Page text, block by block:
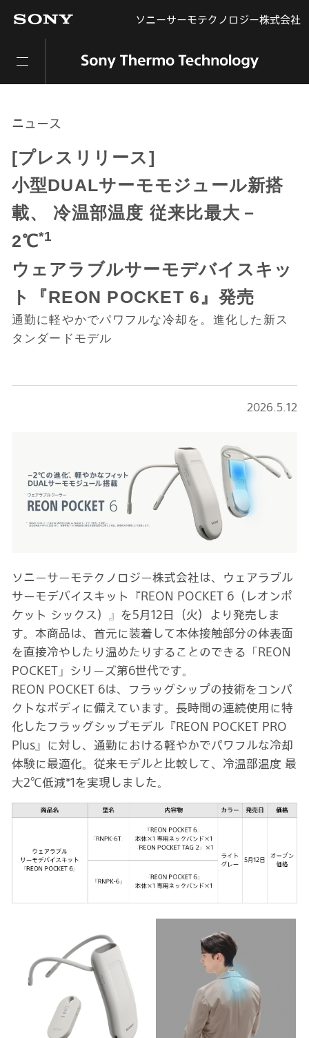
ソニーサーモテクノロジー株式会社
ニュース
[プレスリリース]
小型DUALサーモモジュール新搭
載、 冷温部温度 従来比最大－
2℃*1
ウェアラブルサーモデバイスキッ
ト『REON POCKET 6』発売
通勤に軽やかでパワフルな冷却を。進化した新ス
タンダードモデル
2026.5.12
ソニーサーモテクノロジー株式会社は、ウェアラブル
サーモデバイスキット『REON POCKET 6（レオンポ
ケット シックス）』を5月12日（火）より発売しま
す。本商品は、首元に装着して本体接触部分の体表面
を直接冷やしたり温めたりすることのできる「REON
POCKET」シリーズ第6世代です。
REON POCKET 6は、フラッグシップの技術をコンパ
クトなボディに備えています。長時間の連続使用に特
化したフラッグシップモデル『REON POCKET PRO
Plus』に対し、通勤における軽やかでパワフルな冷却
体験に最適化。従来モデルと比較して、冷温部温度 最
大2℃低減*1を実現しました。